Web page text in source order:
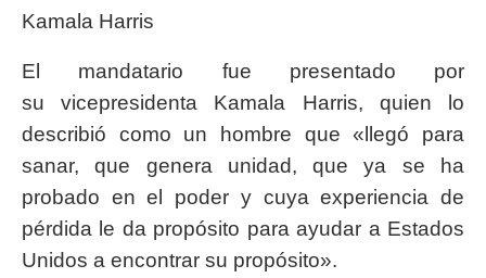
Kamala Harris
El mandatario fue presentado por
su vicepresidenta Kamala Harris, quien lo
describió como un hombre que «llegó para
sanar, que genera unidad, que ya se ha
probado en el poder y cuya experiencia de
pérdida le da propósito para ayudar a Estados
Unidos a encontrar su propósito».